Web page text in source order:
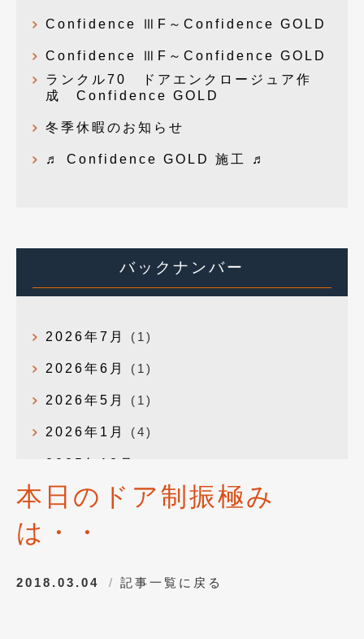
Confidence ⅢF～Confidence GOLD
Confidence ⅢF～Confidence GOLD
ランクル70 ドアエンクロージュア作
成 Confidence GOLD
冬季休暇のお知らせ
♬ Confidence GOLD 施工 ♬
バックナンバー
2026年7月 (1)
2026年6月 (1)
2026年5月 (1)
2026年1月 (4)
2025年12月
2025年10月 (1)
2025年8月
2024年8月(1)
本日のドア制振極み
は・・
2018.03.04 記事一覧に戻る